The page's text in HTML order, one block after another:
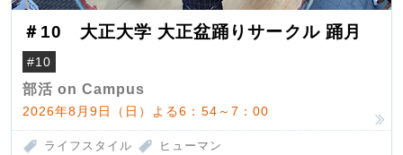
＃10 大正大学 大正盆踊りサークル 踊月
#10
部活 on Campus
2026年8月9日（日）よる6：54～7：00
ライフスタイル ヒューマン